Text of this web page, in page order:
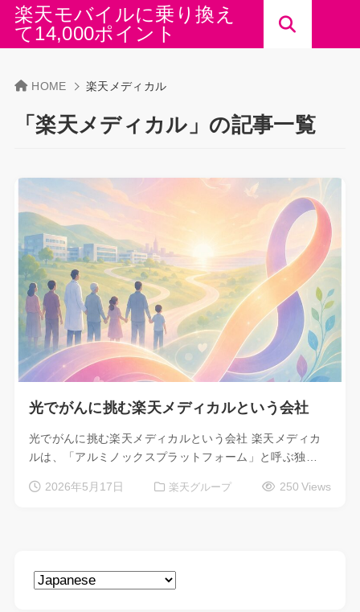
楽天モバイルに乗り換え
て14,000ポイント
HOME 楽天メディカル
「楽天メディカル」の記事一覧
光でがんに挑む楽天メディカルという会社
光でがんに挑む楽天メディカルという会社 楽天メディカ
ルは、「アルミノックスプラットフォーム」と呼ぶ独…
2026年5月17日 楽天グループ 250 Views